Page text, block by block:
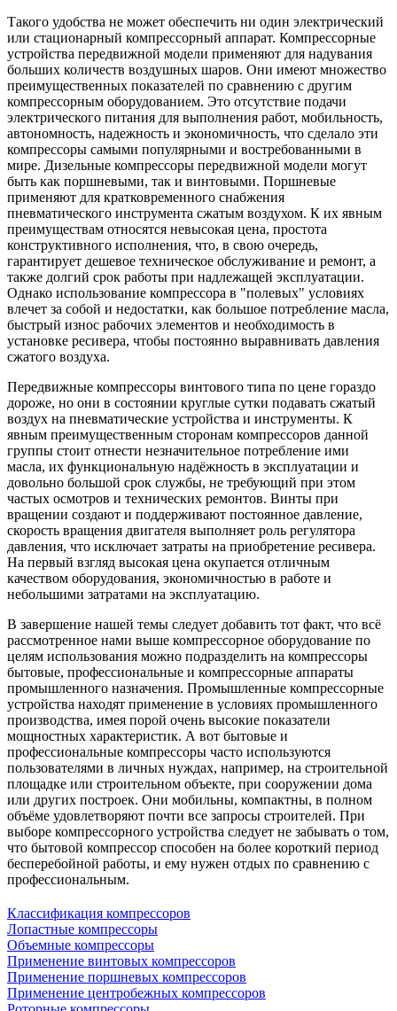
Такого удобства не может обеспечить ни один электрический
или стационарный компрессорный аппарат. Компрессорные
устройства передвижной модели применяют для надувания
больших количеств воздушных шаров. Они имеют множество
преимущественных показателей по сравнению с другим
компрессорным оборудованием. Это отсутствие подачи
электрического питания для выполнения работ, мобильность,
автономность, надежность и экономичность, что сделало эти
компрессоры самыми популярными и востребованными в
мире. Дизельные компрессоры передвижной модели могут
быть как поршневыми, так и винтовыми. Поршневые
применяют для кратковременного снабжения
пневматического инструмента сжатым воздухом. К их явным
преимуществам относятся невысокая цена, простота
конструктивного исполнения, что, в свою очередь,
гарантирует дешевое техническое обслуживание и ремонт, а
также долгий срок работы при надлежащей эксплуатации.
Однако использование компрессора в "полевых" условиях
влечет за собой и недостатки, как большое потребление масла,
быстрый износ рабочих элементов и необходимость в
установке ресивера, чтобы постоянно выравнивать давления
сжатого воздуха.
Передвижные компрессоры винтового типа по цене гораздо
дороже, но они в состоянии круглые сутки подавать сжатый
воздух на пневматические устройства и инструменты. К
явным преимущественным сторонам компрессоров данной
группы стоит отнести незначительное потребление ими
масла, их функциональную надёжность в эксплуатации и
довольно большой срок службы, не требующий при этом
частых осмотров и технических ремонтов. Винты при
вращении создают и поддерживают постоянное давление,
скорость вращения двигателя выполняет роль регулятора
давления, что исключает затраты на приобретение ресивера.
На первый взгляд высокая цена окупается отличным
качеством оборудования, экономичностью в работе и
небольшими затратами на эксплуатацию.
В завершение нашей темы следует добавить тот факт, что всё
рассмотренное нами выше компрессорное оборудование по
целям использования можно подразделить на компрессоры
бытовые, профессиональные и компрессорные аппараты
промышленного назначения. Промышленные компрессорные
устройства находят применение в условиях промышленного
производства, имея порой очень высокие показатели
мощностных характеристик. А вот бытовые и
профессиональные компрессоры часто используются
пользователями в личных нуждах, например, на строительной
площадке или строительном объекте, при сооружении дома
или других построек. Они мобильны, компактны, в полном
объёме удовлетворяют почти все запросы строителей. При
выборе компрессорного устройства следует не забывать о том,
что бытовой компрессор способен на более короткий период
бесперебойной работы, и ему нужен отдых по сравнению с
профессиональным.
Классификация компрессоров
Лопастные компрессоры
Объемные компрессоры
Применение винтовых компрессоров
Применение поршневых компрессоров
Применение центробежных компрессоров